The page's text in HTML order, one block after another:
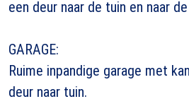
een deur naar de tuin en naar
GARAGE:
Ruime inpandige garage met
deur naar tuin.